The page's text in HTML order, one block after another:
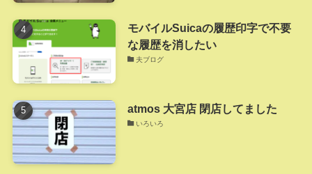
モバイルSuicaの履歴印字で不要
な履歴を消したい
夫ブログ
atmos 大宮店 閉店してました
いろいろ